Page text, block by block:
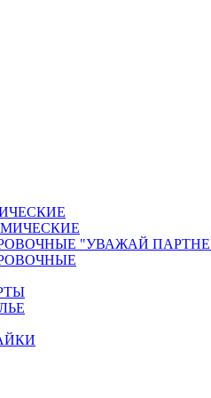
"УВАЖАЙ